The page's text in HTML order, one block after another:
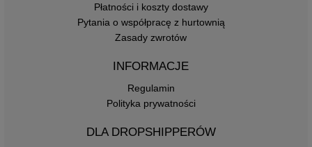
Płatności i koszty dostawy
Pytania o współpracę z hurtownią
Zasady zwrotów
INFORMACJE
Regulamin
Polityka prywatności
DLA DROPSHIPPERÓW